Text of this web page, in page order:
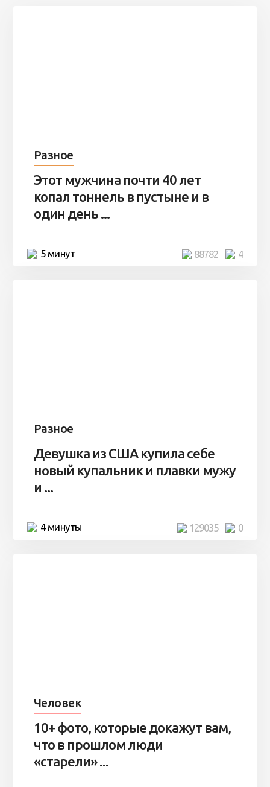
Разное
Этот мужчина почти 40 лет
копал тоннель в пустыне и в
один день ...
5 минут 4
88782
Разное
Девушка из США купила себе
новый купальник и плавки мужу
и ...
4 минуты 0
129035
Человек
10+ фото, которые докажут вам,
что в прошлом люди
«старели» ...